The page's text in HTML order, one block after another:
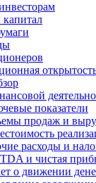
показатели
продаж и
расходы и
и чистая
о движении